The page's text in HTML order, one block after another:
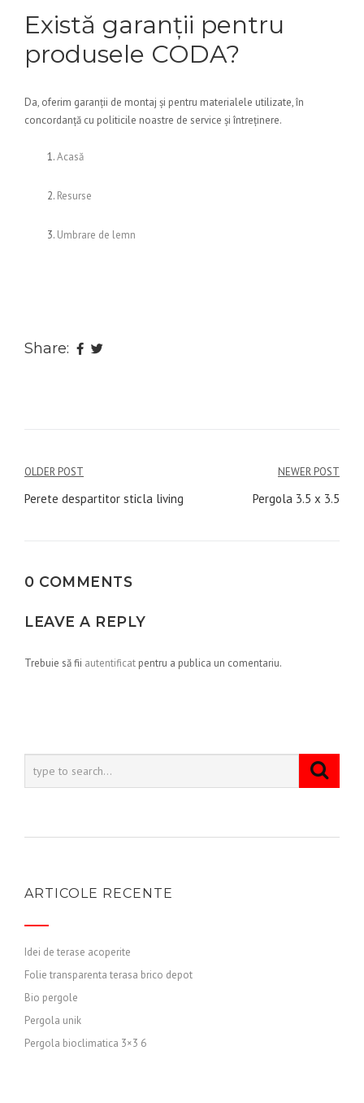
Există garanții pentru
produsele CODA?
Da, oferim garanții de montaj și pentru materialele utilizate, în
concordanță cu politicile noastre de service și întreținere.
Acasă
Resurse
Umbrare de lemn
Share:
Navigare
în
OLDER POST
Perete despartitor sticla living
NEWER POST
Pergola 3.5 x 3.5
0 COMMENTS
LEAVE A REPLY
Trebuie să fii autentificat pentru a publica un comentariu.
ARTICOLE RECENTE
Idei de terase acoperite
Folie transparenta terasa brico depot
Bio pergole
Pergola unik
Pergola bioclimatica 3×3 6